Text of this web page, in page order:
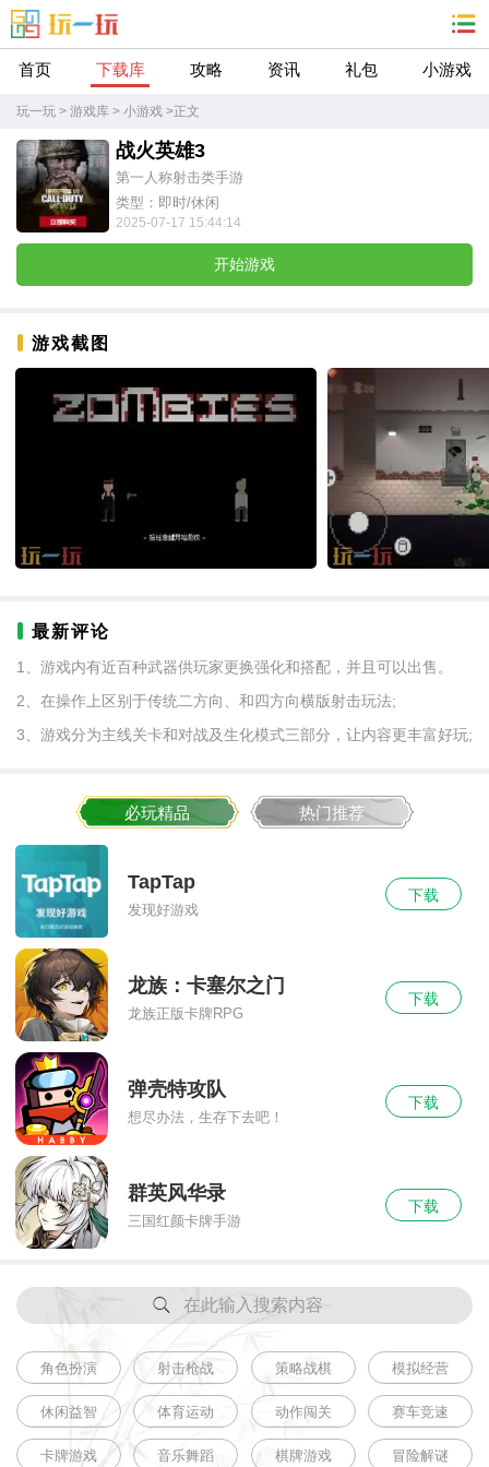
首页 下载库 攻略 资讯 礼包 小游戏
玩一玩 > 游戏库 > 小游戏 >正文
战火英雄3
第一人称射击类手游
类型：即时/休闲
2025-07-17 15:44:14
开始游戏
游戏截图
最新评论
1、游戏内有近百种武器供玩家更换强化和搭配，并且可以出售。
2、在操作上区别于传统二方向、和四方向横版射击玩法;
3、游戏分为主线关卡和对战及生化模式三部分，让内容更丰富好玩;
必玩精品 热门推荐
TapTap
发现好游戏
下载
龙族：卡塞尔之门
龙族正版卡牌RPG
下载
弹壳特攻队
想尽办法，生存下去吧！
下载
群英风华录
三国红颜卡牌手游
下载
在此输入搜索内容
角色扮演 射击枪战 策略战棋 模拟经营
休闲益智 体育运动 动作闯关 赛车竞速
卡牌游戏 音乐舞蹈 棋牌游戏 冒险解谜